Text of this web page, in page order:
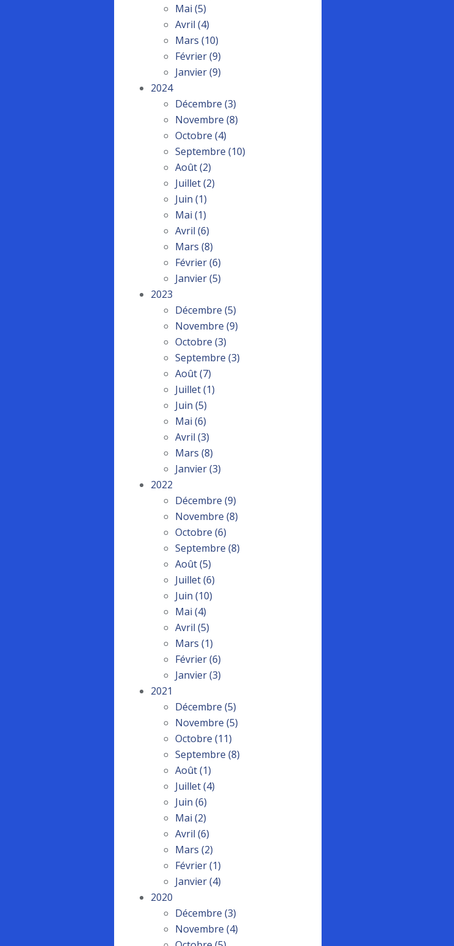
Mai (5)
Avril (4)
Mars (10)
Février(9)
Janvier(9)
2024
Décembre (3)
Novembre (8)
Octobre (4)
Septembre (10)
Août(2)
Juillet(2)
Juin (1)
Mai (1)
Avril (6)
Mars (8)
Février(6)
Janvier(5)
2023
Décembre (5)
Novembre (9)
Octobre (3)
Septembre (3)
Août(7)
Juillet(1)
Juin (5)
Mai (6)
Avril (3)
Mars (8)
Janvier(3)
2022
Décembre (9)
Novembre (8)
Octobre (6)
Septembre (8)
Août(5)
Juillet(6)
Juin (10)
Mai (4)
Avril (5)
Mars (1)
Février(6)
Janvier(3)
2021
Décembre (5)
Novembre (5)
Octobre (11)
Septembre (8)
Août(1)
Juillet(4)
Juin (6)
Mai (2)
Avril (6)
Mars (2)
Février(1)
Janvier(4)
2020
Décembre (3)
Novembre (4)